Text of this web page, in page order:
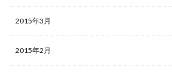
2015年3月
2015年2月